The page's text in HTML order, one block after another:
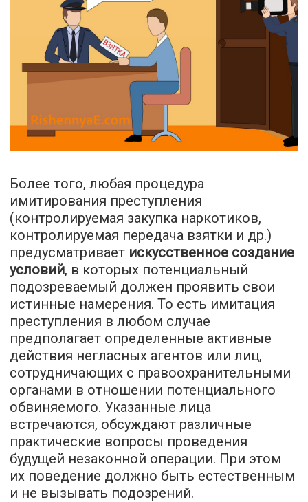
Более того, любая процедура
имитирования преступления
(контролируемая закупка наркотиков,
контролируемая передача взятки и др.)
предусматривает искусственное создание
условий, в которых потенциальный
подозреваемый должен проявить свои
истинные намерения. То есть имитация
преступления в любом случае
предполагает определенные активные
действия негласных агентов или лиц,
сотрудничающих с правоохранительными
органами в отношении потенциального
обвиняемого. Указанные лица
встречаются, обсуждают различные
практические вопросы проведения
будущей незаконной операции. При этом
их поведение должно быть естественным
и не вызывать подозрений.